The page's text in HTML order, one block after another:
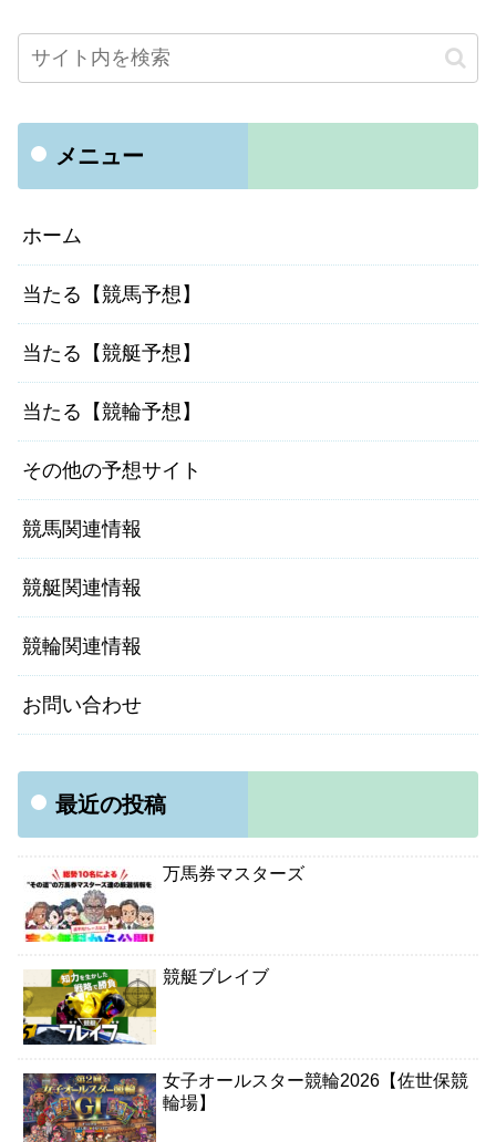
メニュー
ホーム
当たる【競馬予想】
当たる【競艇予想】
当たる【競輪予想】
その他の予想サイト
競馬関連情報
競艇関連情報
競輪関連情報
お問い合わせ
最近の投稿
万馬券マスターズ
競艇ブレイブ
女子オールスター競輪2026【佐世保競
輪場】